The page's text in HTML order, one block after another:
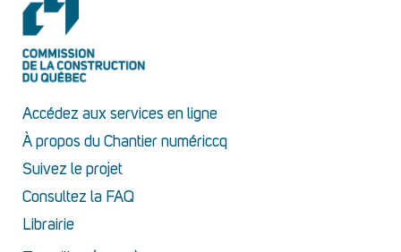
Accédez aux services en ligne
À propos du Chantier numériccq
Suivez le projet
Consultez la FAQ
Librairie